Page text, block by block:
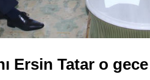
Ersin Tatar o